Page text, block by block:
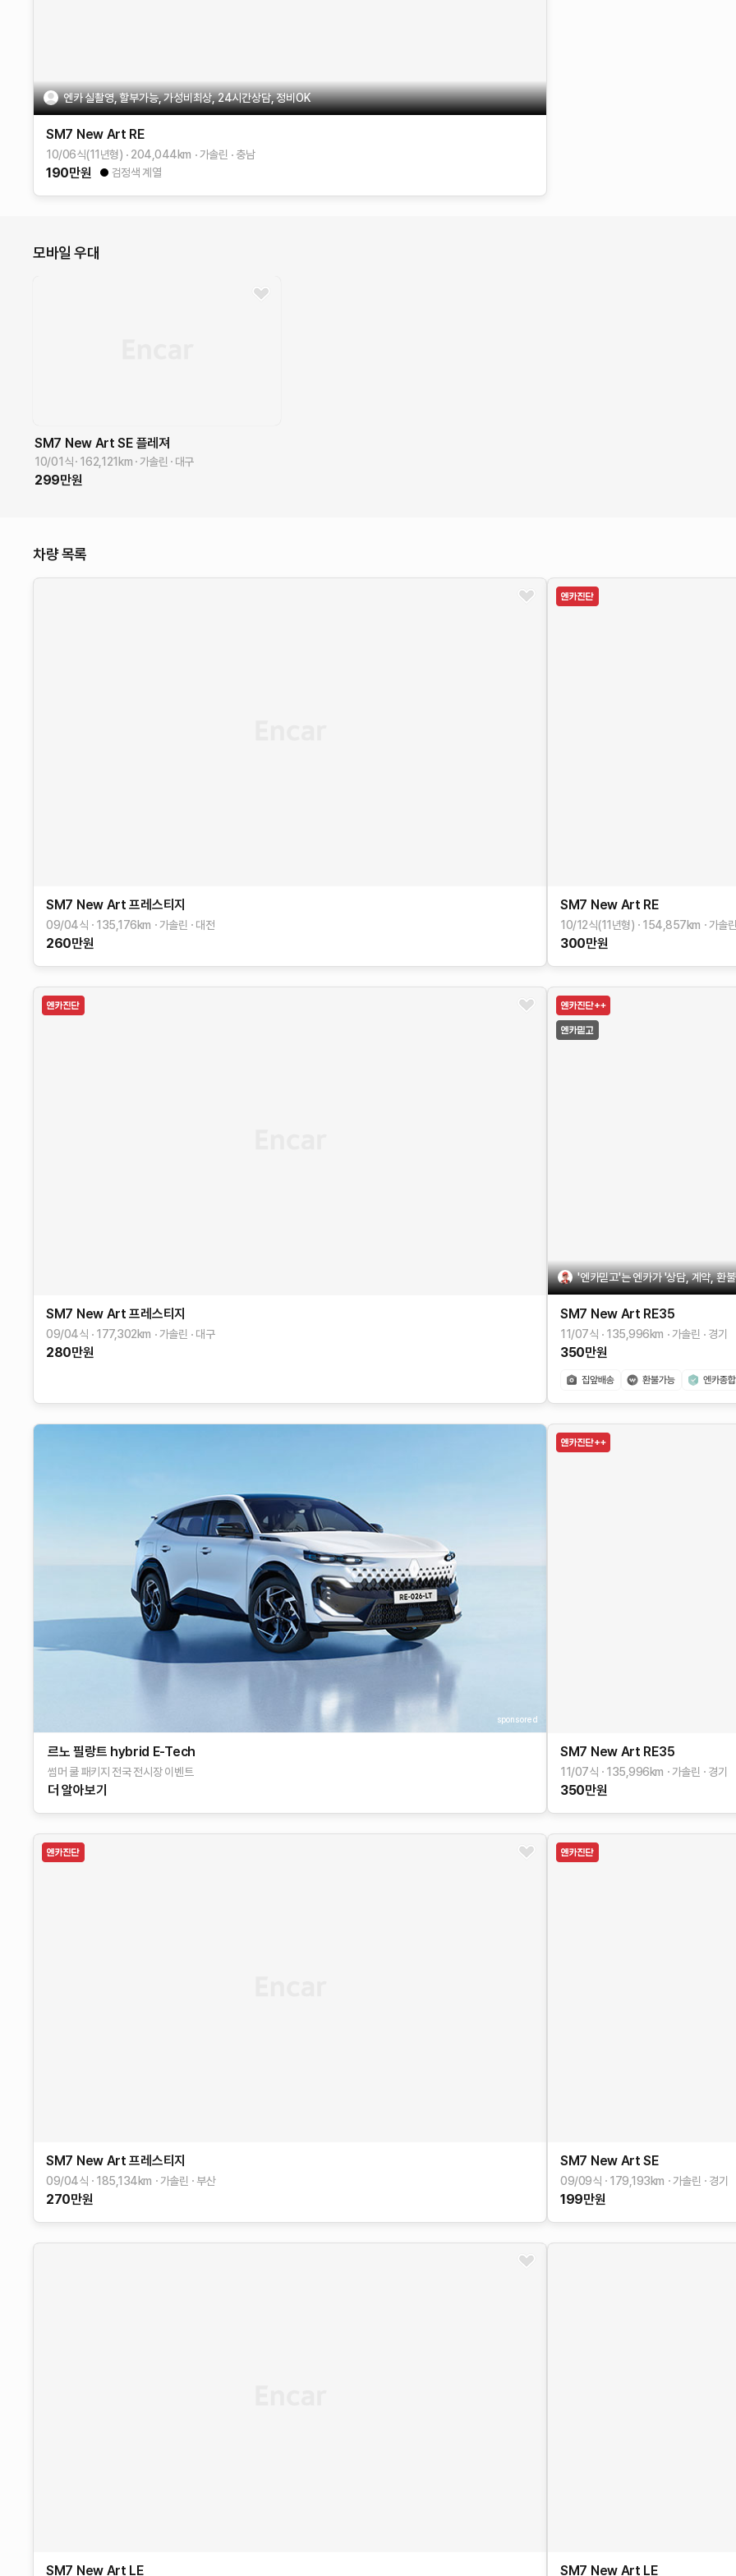
엔카 실촬영, 할부가능, 가성비최상, 24시간상담, 정비OK
SM7 New Art RE
10/06식(11년형) 204,044km 가솔린 충남
190만원 검정색 계열
모바일 우대
SM7 New Art SE 플레져
10/01식 162,121km 가솔린 대구
299만원
차량 목록
SM7 New Art 프레스티지
09/04식 135,176km 가솔린 대전
260만원
SM7 New Art RE
10/12식(11년형) 154,857km 가솔린
300만원
SM7 New Art 프레스티지
09/04식 177,302km 가솔린 대구
280만원
'엔카믿고'는 엔카가 '상담, 계약, 환
SM7 New Art RE35
11/07식 135,996km 가솔린 경기
350만원
sponsored
르노 필랑트 hybrid E-Tech​
썸머 쿨 패키지 전국 전시장 이벤트
더 알아보기
SM7 New Art RE35
11/07식 135,996km 가솔린 경기
350만원
SM7 New Art 프레스티지
09/04식 185,134km 가솔린 부산
270만원
SM7 New Art SE
09/09식 179,193km 가솔린 경기
199만원
SM7 New Art LE SM7 New Art LE